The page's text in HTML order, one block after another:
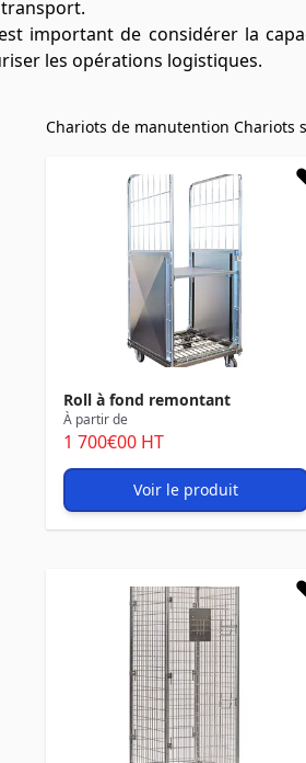
important de considérer la
les opérations logistiques.
Chariots de manutention Chariots
Roll à fond remontant
À partir de
1 700€00 HT
Voir le produit